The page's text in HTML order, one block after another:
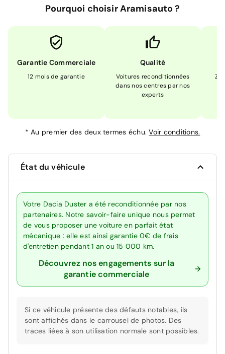
Pourquoi choisir Aramisauto ?
Garantie Commerciale
12 mois de garantie
Qualité
Voitures reconditionnées
dans nos centres par nos
experts
*Au premier des deux termes échu.Voir conditions.
État du véhicule
Votre Dacia Duster a été reconditionnée par nos
partenaires. Notre savoir-faire unique nous permet
de vous proposer une voiture en parfait état
mécanique : elle est ainsi garantie 0€ de frais
d'entretien pendant 1 an ou 15 000 km.
Découvrez nos engagements sur la
garantie commerciale
Si ce véhicule présente des défauts notables, ils
sont affichés dans le carrousel de photos. Des
traces liées à son utilisation normale sont possibles.